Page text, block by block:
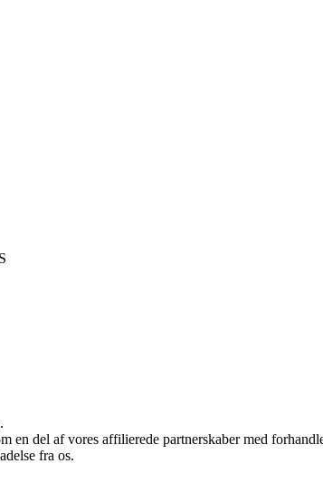
del af vores affilierede partnerskaber med
fra os.